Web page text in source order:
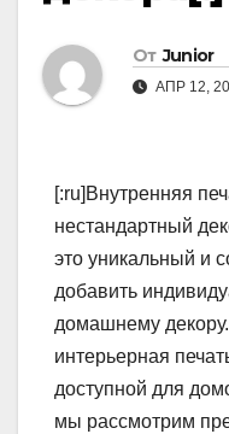
От Junior
АПР 12,
[:ru]Внутренняя
нестандартный
это уникальный и
добавить
домашнему
интерьерная
доступной для
мы рассмотрим